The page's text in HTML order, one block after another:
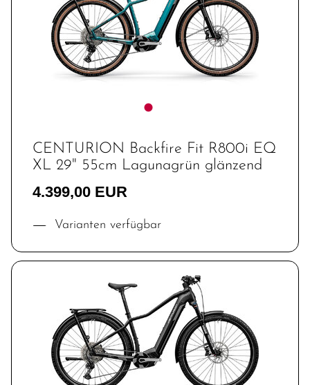
CENTURION Backfire Fit R800i EQ
XL 29" 55cm Lagunagrün glänzend
4.399,00 EUR
Varianten verfügbar